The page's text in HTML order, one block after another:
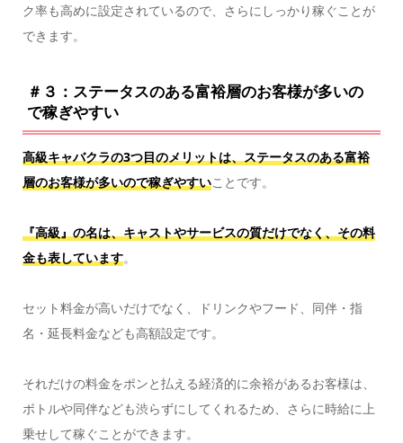
ク率も高めに設定されているので、さらにしっかり稼ぐことが
できます。
＃３：ステータスのある富裕層のお客様が多いの
で稼ぎやすい
高級キャバクラの3つ目のメリットは、ステータスのある富裕
層のお客様が多いので稼ぎやすいことです。
『高級』の名は、キャストやサービスの質だけでなく、その料
金も表しています。
セット料金が高いだけでなく、ドリンクやフード、同伴・指
名・延長料金なども高額設定です。
それだけの料金をポンと払える経済的に余裕があるお客様は、
ボトルや同伴なども渋らずにしてくれるため、さらに時給に上
乗せして稼ぐことができます。